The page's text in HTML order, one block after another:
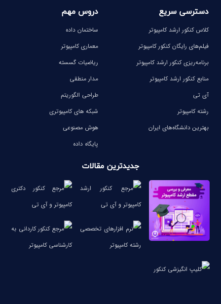
دسترسی سریع
کلاس کنکور ارشد کامپیوتر
فیلم‌های رایگان کنکور کامپیوتر
برنامه‌ریزی کنکور ارشد کامپیوتر
منابع کنکور ارشد کامپیوتر
آی تی
رشته کامپیوتر
بهترین دانشگاه‌های ایران
دروس مهم
ساختمان داده
معماری کامپیوتر
ریاضیات گسسته
مدار منطقی
طراحی الگوریتم
شبکه های کامپیوتری
هوش مصنوعی
پایگاه داده
جدیدترین مقالات